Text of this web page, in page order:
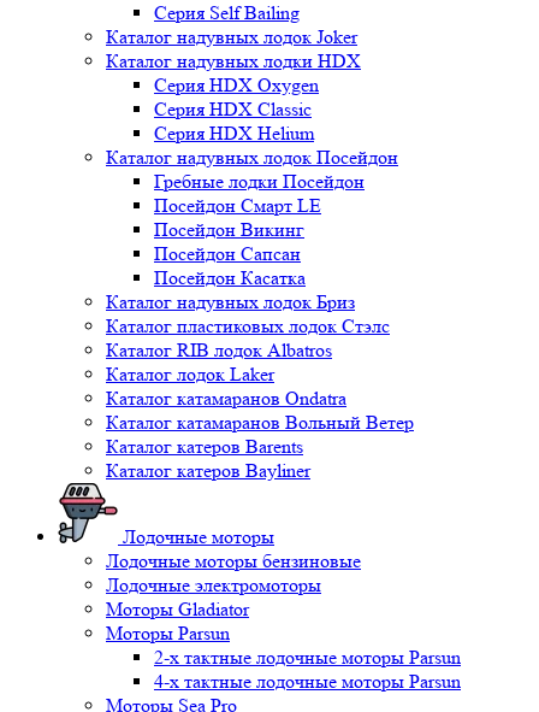
Серия Self Bailing
Каталог надувных лодок Joker
Каталог надувных лодки HDX
Серия HDX Oxygen
Серия HDX Classic
Серия HDX Helium
Каталог надувных лодок Посейдон
Гребные лодки Посейдон
Посейдон Смарт LE
Посейдон Викинг
Посейдон Сапсан
Посейдон Касатка
Каталог надувных лодок Бриз
Каталог пластиковых лодок Стэлс
Каталог RIB лодок Albatros
Каталог лодок Laker
Каталог катамаранов Ondatra
Каталог катамаранов Вольный Ветер
Каталог катеров Barents
Каталог катеров Bayliner
Лодочные моторы
Лодочные моторы бензиновые
Лодочные электромоторы
Моторы Gladiator
Моторы Parsun
2-х тактные лодочные моторы Parsun
4-х тактные лодочные моторы Parsun
Моторы Sea Pro